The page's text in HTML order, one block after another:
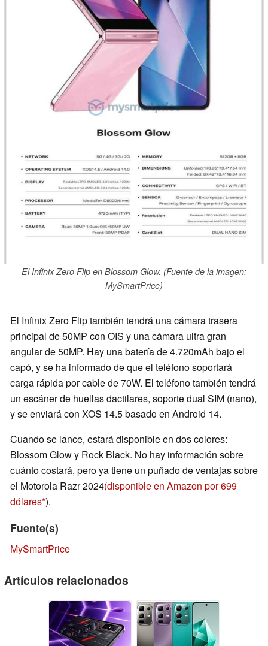
El Infinix Zero Flip en Blossom Glow. (Fuente de la imagen:
MySmartPrice)
El Infinix Zero Flip también tendrá una cámara trasera
principal de 50MP con OIS y una cámara ultra gran
angular de 50MP. Hay una batería de 4.720mAh bajo el
capó, y se ha informado de que el teléfono soportará
carga rápida por cable de 70W. El teléfono también tendrá
un escáner de huellas dactilares, soporte dual SIM (nano),
y se enviará con XOS 14.5 basado en Android 14.
Cuando se lance, estará disponible en dos colores:
Blossom Glow y Rock Black. No hay información sobre
cuánto costará, pero ya tiene un puñado de ventajas sobre
el Motorola Razr 2024(disponible en Amazon por 699
dólares ).
Fuente(s)
MySmartPrice
Artículos relacionados